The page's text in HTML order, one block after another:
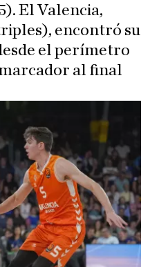
El Valencia,
encontró su
el perímetro
al final